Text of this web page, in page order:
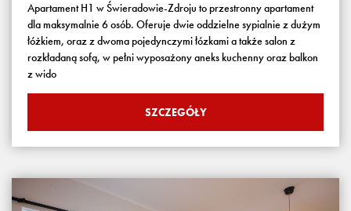
Apartament H1 w Świeradowie-Zdroju to przestronny apartament
dla maksymalnie 6 osób. Oferuje dwie oddzielne sypialnie z dużym
łóżkiem, oraz z dwoma pojedynczymi łózkami a także salon z
rozkładaną sofą, w pełni wyposażony aneks kuchenny oraz balkon
z wido
SZCZEGÓŁY